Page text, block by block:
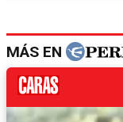
MÁS EN